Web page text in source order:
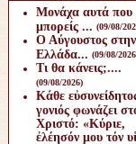
Μονάχα αυτά που
μπορείς ... (09/08/
Ο Αύγουστος στην
Ελλάδα... (09/08/
Τι θα κάνεις;....
(09/08/2026)
Κάθε
γονιός φωνάζει
Χριστό: «Κύριε,
ἐλέησόν μου τόν